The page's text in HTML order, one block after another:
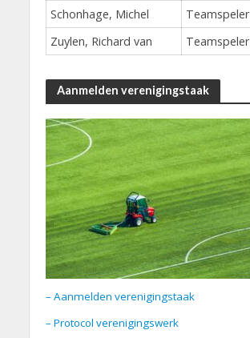
Schonhage, Michel
Teamspeler
Zuylen, Richard van
Teamspeler
Aanmelden verenigingstaak
– Aanmelden verenigingstaak
– Protocol verenigingswerk